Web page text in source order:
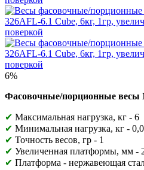
6%
Фасовочные/порционные весы
✔ Максимальная нагрузка, кг - 6
✔ Минимальная нагрузка, кг -
✔ Точность весов, гр - 1
✔ Увеличенная платформы, мм -
✔ Платформа - нержавеющая